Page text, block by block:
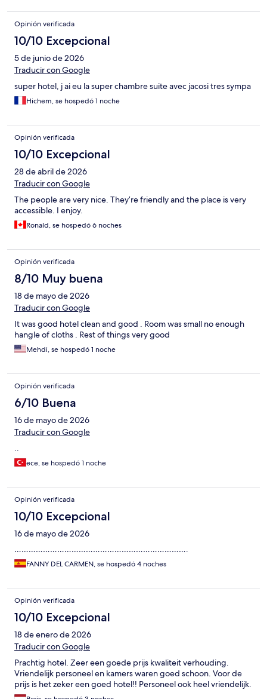
Opinión verificada
10/10 Excepcional
5 de junio de 2026
Traducir con Google
super hotel, j ai eu la super chambre suite avec jacosi tres sympa
Hichem, se hospedó 1 noche
Opinión verificada
10/10 Excepcional
28 de abril de 2026
Traducir con Google
The people are very nice. They’re friendly and the place is very
accessible. I enjoy.
Ronald, se hospedó 6 noches
Opinión verificada
8/10 Muy buena
18 de mayo de 2026
Traducir con Google
It was good hotel clean and good . Room was small no enough
hangle of cloths . Rest of things very good
Mehdi, se hospedó 1 noche
Opinión verificada
6/10 Buena
16 de mayo de 2026
Traducir con Google
..
ece, se hospedó 1 noche
Opinión verificada
10/10 Excepcional
16 de mayo de 2026
……………………………………………………………….
FANNY DEL CARMEN, se hospedó 4 noches
Opinión verificada
10/10 Excepcional
18 de enero de 2026
Traducir con Google
Prachtig hotel. Zeer een goede prijs kwaliteit verhouding.
Vriendelijk personeel en kamers waren goed schoon. Voor de
prijs is het zeker een goed hotel!! Personeel ook heel vriendelijk.